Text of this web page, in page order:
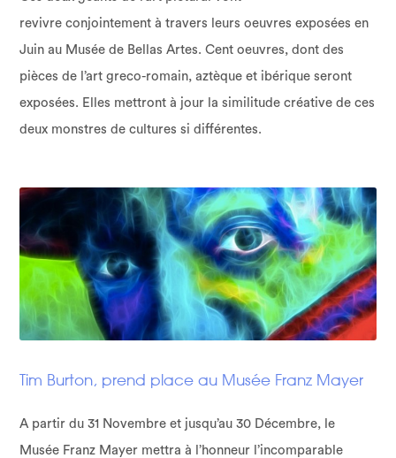
revivre conjointement à travers leurs oeuvres exposées en
Juin au Musée de Bellas Artes. Cent oeuvres, dont des
pièces de l’art greco-romain, aztèque et ibérique seront
exposées. Elles mettront à jour la similitude créative de ces
deux monstres de cultures si différentes.
Tim Burton, prend place au Musée Franz Mayer
A partir du 31 Novembre et jusqu’au 30 Décembre, le
Musée Franz Mayer mettra à l’honneur l’incomparable